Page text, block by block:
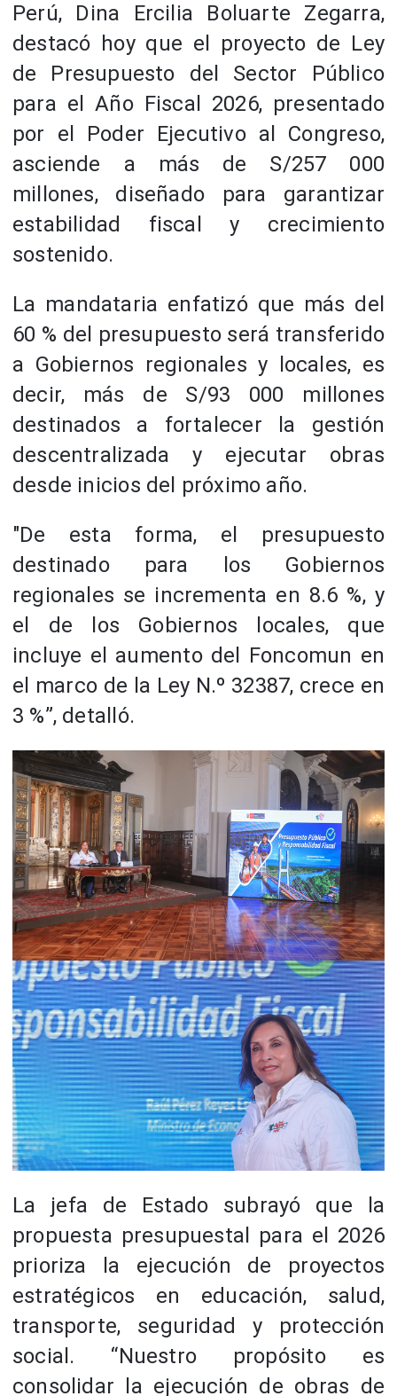
Perú, Dina Ercilia Boluarte Zegarra,
destacó hoy que el proyecto de Ley
de Presupuesto del Sector Público
para el Año Fiscal 2026, presentado
por el Poder Ejecutivo al Congreso,
asciende a más de S/257 000
millones, diseñado para garantizar
estabilidad fiscal y crecimiento
sostenido.
La mandataria enfatizó que más del
60 % del presupuesto será transferido
a Gobiernos regionales y locales, es
decir, más de S/93 000 millones
destinados a fortalecer la gestión
descentralizada y ejecutar obras
desde inicios del próximo año.
"De esta forma, el presupuesto
destinado para los Gobiernos
regionales se incrementa en 8.6 %, y
el de los Gobiernos locales, que
incluye el aumento del Foncomun en
el marco de la Ley N.º 32387, crece en
3 %”, detalló.
La jefa de Estado subrayó que la
propuesta presupuestal para el 2026
prioriza la ejecución de proyectos
estratégicos en educación, salud,
transporte, seguridad y protección
social. “Nuestro propósito es
consolidar la ejecución de obras de